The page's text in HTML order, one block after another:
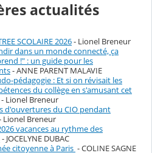
actualités
SCOLAIRE 2026- Lionel Breneur
dans un monde connecté, ça
!" : un guide pour les
- ANNE PARENT MALAVIE
pédagogie : Et si on révisait les
du collège en s'amusant cet
- Lionel Breneur
d'ouvertures du CIO pendant
Lionel Breneur
vacances au rythme des
- JOCELYNE DUBAC
citoyenne à Paris - COLINE SAGNE